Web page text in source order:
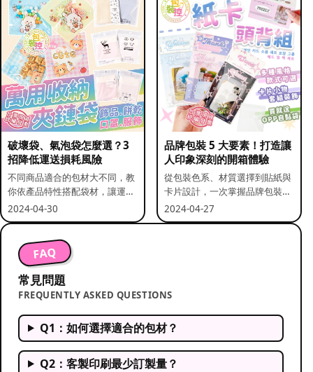
破壞袋、氣泡袋怎麼選？3
招降低運送損耗風險
不同商品適合的包材大不同，教
你依產品特性搭配袋材，讓運送
更安全。
2024-04-30
品牌包裝 5 大要素！打造讓
人印象深刻的開箱體驗
從包裝色系、材質選擇到貼紙與
卡片設計，一次掌握品牌包裝的
關鍵要素。
2024-04-27
FAQ
常見問題
FREQUENTLY ASKED QUESTIONS
Q1：如何選擇適合的包材？
Q2：客製印刷最少訂製量？